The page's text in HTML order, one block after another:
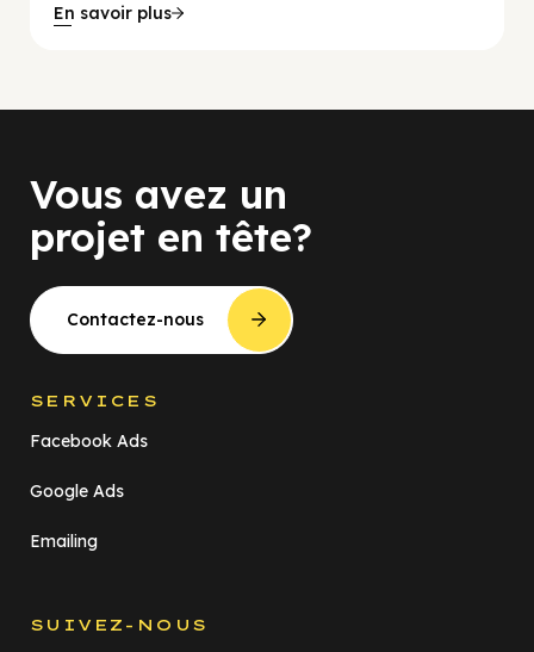
En savoir plus
Vous avez un
projet en tête?
Contactez-nous
SERVICES
Facebook Ads
Google Ads
Emailing
SUIVEZ-NOUS